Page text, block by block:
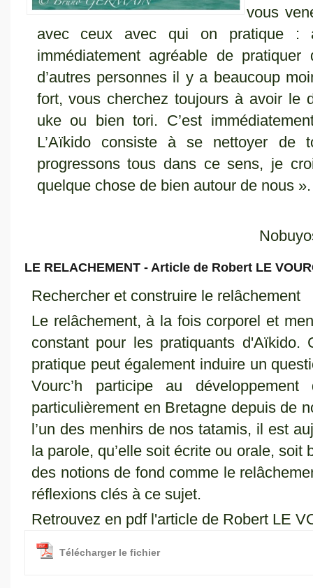
vous
avec ceux avec qui on pratique :
immédiatement agréable de
d’autres personnes il y a beaucoup
fort, vous cherchez toujours à avoir le
uke ou bien tori. C’est
L’Aïkido consiste à se nettoyer de
progressons tous dans ce sens, je
quelque chose de bien autour de nous ».
LE RELACHEMENT - Article de Robert LE
Rechercher et construire le relâchement
Le relâchement, à la fois corporel et
constant pour les pratiquants d'Aïkido.
pratique peut également induire un
Vourc’h participe au
particulièrement en Bretagne depuis de
l’un des menhirs de nos tatamis, il est
la parole, qu’elle soit écrite ou orale,
des notions de fond comme le
réflexions clés à ce sujet.
Retrouvez en pdf l'article de Robert LE
Télécharger le fichier